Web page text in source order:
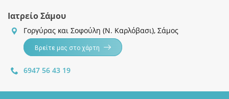
Ιατρείο Σάμου
Γοργύρας και Σοφούλη (Ν. Καρλόβασι), Σάμος
Βρείτε μας στο χάρτη
6947 56 43 19